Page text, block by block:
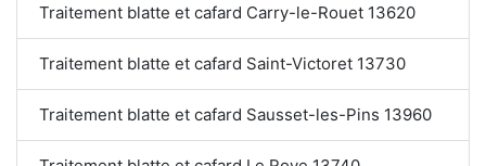
Traitement blatte et cafard Carry-le-Rouet 13620
Traitement blatte et cafard Saint-Victoret 13730
Traitement blatte et cafard Sausset-les-Pins 13960